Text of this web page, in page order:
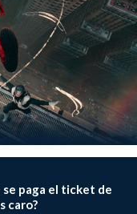
se paga el ticket de
caro?